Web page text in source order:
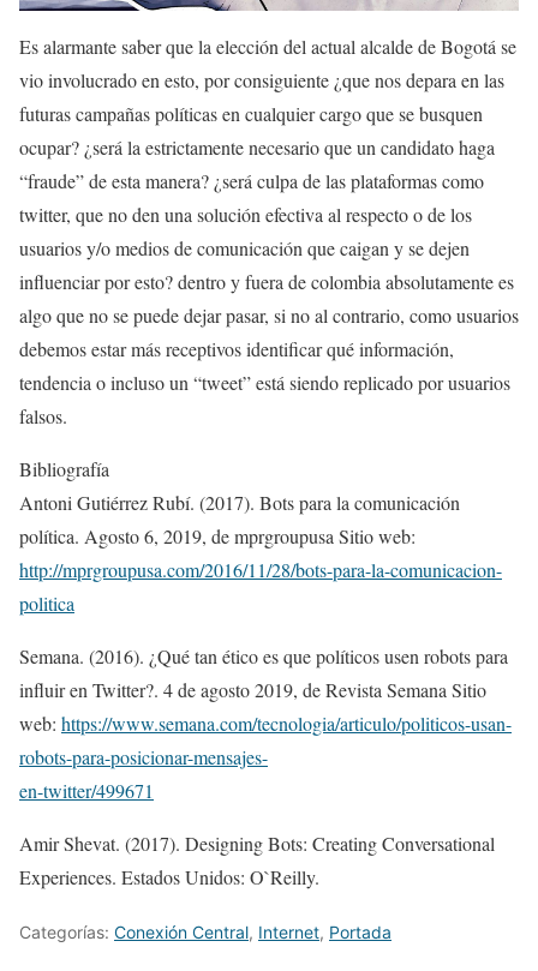
Es alarmante saber que la elección del actual alcalde de Bogotá se
vio involucrado en esto, por consiguiente ¿que nos depara en las
futuras campañas políticas en cualquier cargo que se busquen
ocupar? ¿será la estrictamente necesario que un candidato haga
“fraude” de esta manera? ¿será culpa de las plataformas como
twitter, que no den una solución efectiva al respecto o de los
usuarios y/o medios de comunicación que caigan y se dejen
influenciar por esto? dentro y fuera de colombia absolutamente es
algo que no se puede dejar pasar, si no al contrario, como usuarios
debemos estar más receptivos identificar qué información,
tendencia o incluso un “tweet” está siendo replicado por usuarios
falsos.
Bibliografía
Antoni Gutiérrez Rubí. (2017). Bots para la comunicación
política. Agosto 6, 2019, de mprgroupusa Sitio web:
http://mprgroupusa.com/2016/11/28/bots-para-la-comunicacion-
politica
Semana. (2016). ¿Qué tan ético es que políticos usen robots para
influir en Twitter?. 4 de agosto 2019, de Revista Semana Sitio
web: https://www.semana.com/tecnologia/articulo/politicos-usan-
robots-para-posicionar-mensajes-
en-twitter/499671
Amir Shevat. (2017). Designing Bots: Creating Conversational
Experiences. Estados Unidos: O`Reilly.
Categorías: Conexión Central, Internet, Portada